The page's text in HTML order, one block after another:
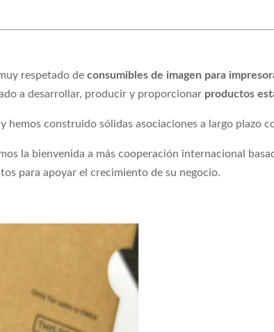
respetado de consumibles de imagen para
a desarrollar, producir y proporcionar productos
y hemos construido sólidas asociaciones a largo plazo
la bienvenida a más cooperación internacional
para apoyar el crecimiento de su negocio.